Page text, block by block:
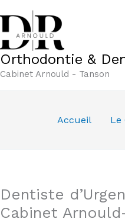
Orthodontie &
Cabinet Arnould - Tanson
Accueil Le
Dentiste
Cabinet